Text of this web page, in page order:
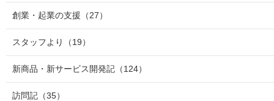
創業・起業の支援 （27）
スタッフより （19）
新商品・新サービス開発記 （124）
訪問記 （35）